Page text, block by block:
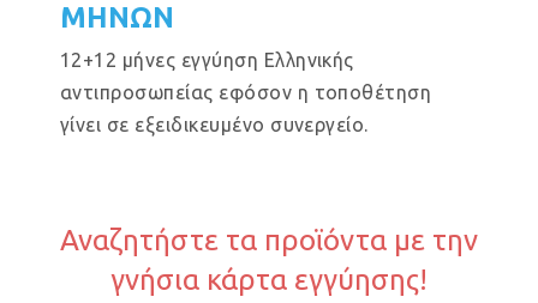
ΜΗΝΩΝ
12+12 μήνες εγγύηση Ελληνικής
αντιπροσωπείας εφόσον η τοποθέτηση
γίνει σε εξειδικευμένο συνεργείο.
Αναζητήστε τα προϊόντα με την
γνήσια κάρτα εγγύησης!